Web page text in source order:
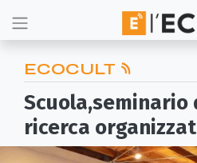
ECOCULT
Scuola,seminario
ricerca